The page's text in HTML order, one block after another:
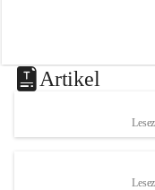
Artikel